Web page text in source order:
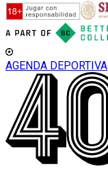
AGENDA DEPORTIVA